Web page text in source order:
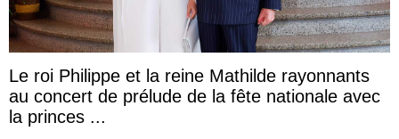
Le roi Philippe et la reine Mathilde rayonnants
au concert de prélude de la fête nationale avec
la princes ...